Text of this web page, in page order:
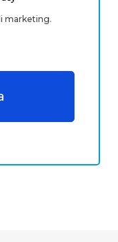
marketing.